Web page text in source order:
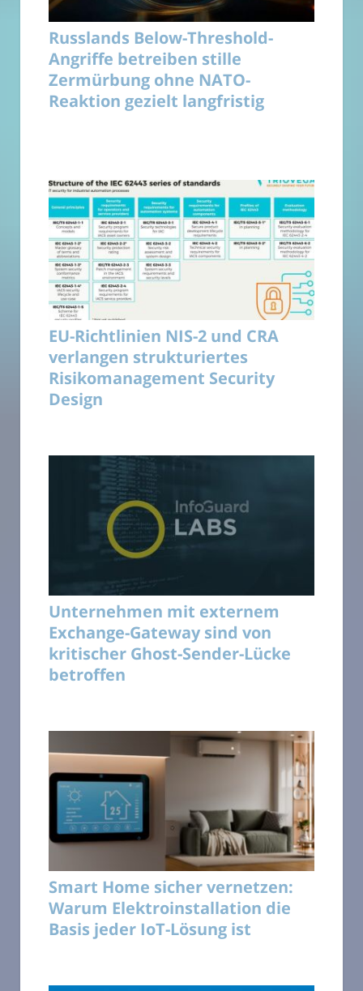
Russlands Below-Threshold-
Angriffe betreiben stille
Zermürbung ohne NATO-
Reaktion gezielt langfristig
EU-Richtlinien NIS-2 und CRA
verlangen strukturiertes
Risikomanagement Security
Design
Unternehmen mit externem
Exchange-Gateway sind von
kritischer Ghost-Sender-Lücke
betroffen
Smart Home sicher vernetzen:
Warum Elektroinstallation die
Basis jeder IoT-Lösung ist